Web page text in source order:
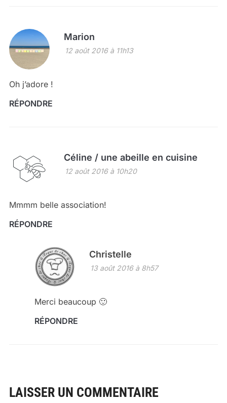
Marion
12 août 2016 à 11h13
Oh j’adore !
RÉPONDRE
Céline / une abeille en cuisine
12 août 2016 à 10h20
Mmmm belle association!
RÉPONDRE
Christelle
13 août 2016 à 8h57
Merci beaucoup 🙂
RÉPONDRE
LAISSER UN COMMENTAIRE